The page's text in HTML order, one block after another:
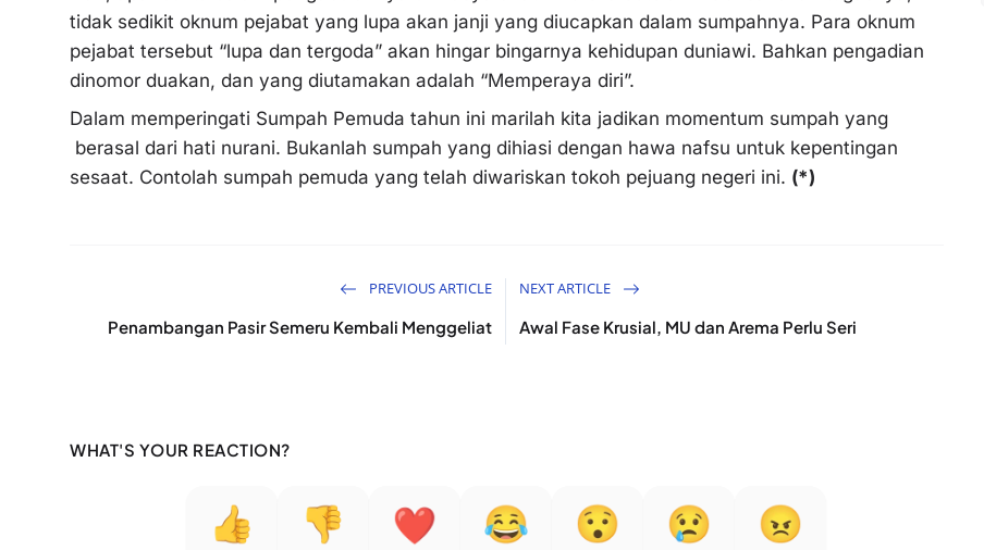
tidak sedikit oknum pejabat yang lupa akan janji yang diucapkan dalam sumpahnya. Para oknum
pejabat tersebut “lupa dan tergoda” akan hingar bingarnya kehidupan duniawi. Bahkan pengadian
dinomor duakan, dan yang diutamakan adalah “Memperaya diri”.
Dalam memperingati Sumpah Pemuda tahun ini marilah kita jadikan momentum sumpah yang
berasal dari hati nurani. Bukanlah sumpah yang dihiasi dengan hawa nafsu untuk kepentingan
sesaat. Contolah sumpah pemuda yang telah diwariskan tokoh pejuang negeri ini. (*)
PREVIOUS ARTICLE
Penambangan Pasir Semeru Kembali Menggeliat
NEXT ARTICLE
Awal Fase Krusial, MU dan Arema Perlu Seri
WHAT'S YOUR REACTION?